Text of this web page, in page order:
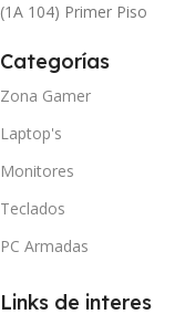
(1A 104) Primer Piso
Categorías
Zona Gamer
Laptop's
Monitores
Teclados
PC Armadas
Links de interes